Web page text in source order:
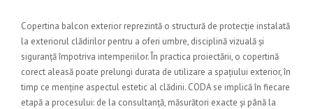
Copertina balcon exterior reprezintă o structură de protecție instalată
la exteriorul clădirilor pentru a oferi umbre, disciplină vizuală și
siguranță împotriva intemperiilor. În practica proiectării, o copertină
corect aleasă poate prelungi durata de utilizare a spațiului exterior, în
timp ce menține aspectul estetic al clădirii. CODA se implică în fiecare
etapă a procesului: de la consultanță, măsurători exacte și până la